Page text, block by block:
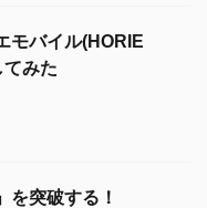
モバイル(HORIE
てみた
を突破する！